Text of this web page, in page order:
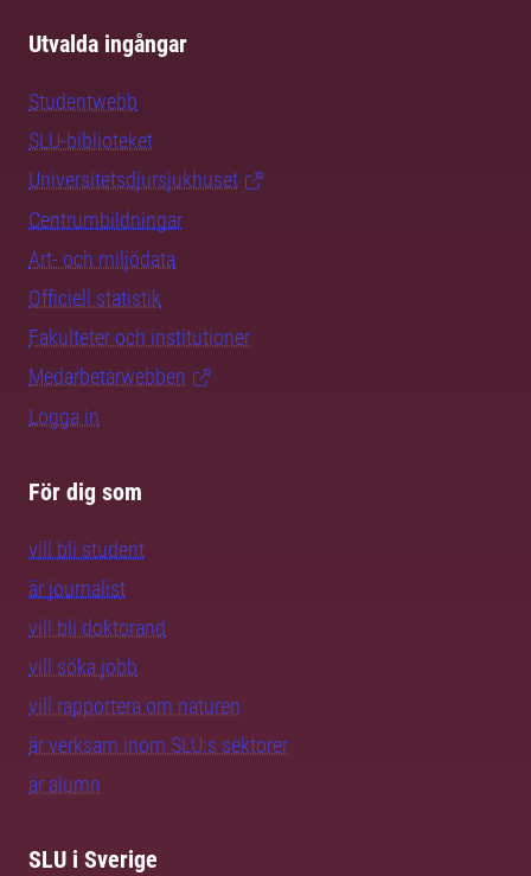
Utvalda ingångar
Studentwebb
SLU-biblioteket
Universitetsdjursjukhuset
Centrumbildningar
Art- och miljödata
Officiell statistik
Fakulteter och institutioner
Medarbetarwebben
Logga in
För dig som
vill bli student
är journalist
vill bli doktorand
vill söka jobb
vill rapportera om naturen
är verksam inom SLU:s sektorer
är alumn
SLU i Sverige